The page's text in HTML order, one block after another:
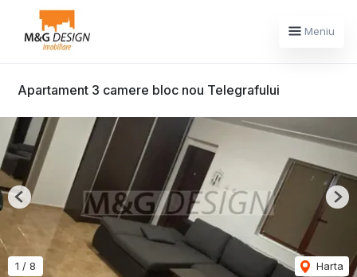
Meniu
Apartament 3 camere bloc nou Telegrafului
1 / 8 Harta
Previous